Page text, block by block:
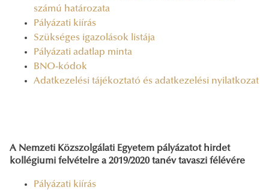
számú határozata
Pályázati kiírás
Szükséges igazolások listája
Pályázati adatlap minta
BNO-kódok
Adatkezelési tájékoztató és adatkezelési nyilatkozat
A Nemzeti Közszolgálati Egyetem pályázatot hirdet
kollégiumi felvételre a 2019/2020 tanév tavaszi félévére
Pályázati kiírás